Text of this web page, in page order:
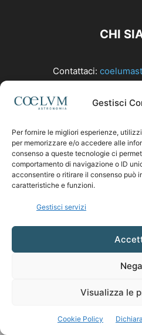
Gestisci
Per fornire le migliori esperienze,
per memorizzare e/o accedere alle
consenso a queste tecnologie ci
comportamento di navigazione o ID
acconsentire o ritirare il consenso può
caratteristiche e funzioni.
Gestisci servizi
Nega
Visualizza le
Cookie Policy
CHI
Contattaci: